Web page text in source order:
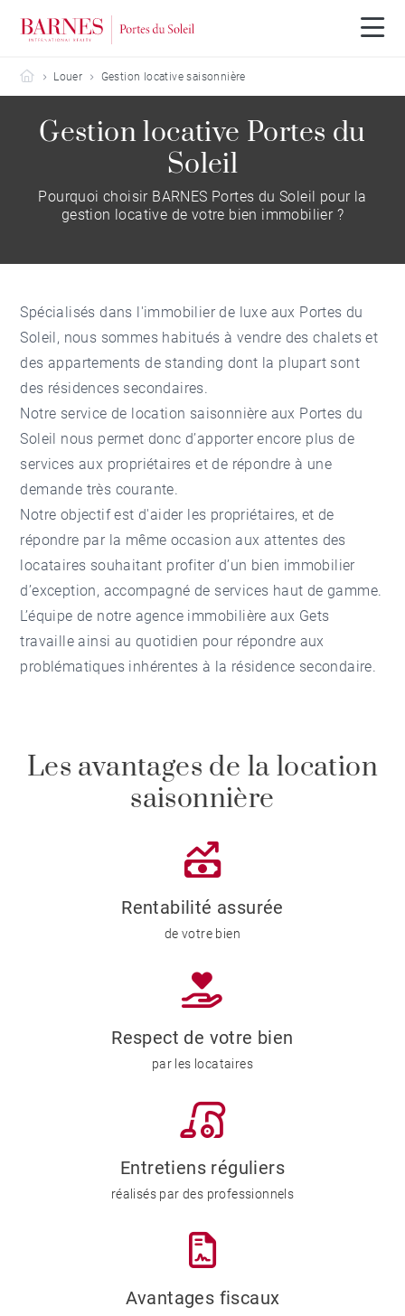
Barnes Portes du Soleil
Louer Gestion locative saisonnière
Gestion locative Portes du
Soleil
Pourquoi choisir BARNES Portes du Soleil pour la
gestion locative de votre bien immobilier ?
Spécialisés dans l'immobilier de luxe aux Portes du
Soleil, nous sommes habitués à vendre des chalets et
des appartements de standing dont la plupart sont
des résidences secondaires.
Notre service de location saisonnière aux Portes du
Soleil nous permet donc d’apporter encore plus de
services aux propriétaires et de répondre à une
demande très courante.
Notre objectif est d'aider les propriétaires, et de
répondre par la même occasion aux attentes des
locataires souhaitant profiter d’un bien immobilier
d’exception, accompagné de services haut de gamme.
L’équipe de notre agence immobilière aux Gets
travaille ainsi au quotidien pour répondre aux
problématiques inhérentes à la résidence secondaire.
Les avantages de la location
saisonnière
Rentabilité assurée
de votre bien
Respect de votre bien
par les locataires
Entretiens réguliers
réalisés par des professionnels
Avantages fiscaux